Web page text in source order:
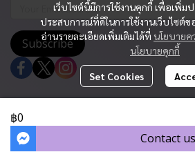
฿0
Contact us
เว็บไซต์นี้มีการใช้งานคุกกี้ เพื่อเพิ่ม
ประสบการณ์ที่ดีในการใช้งานเว็บไซต์
อ่านรายละเอียดเพิ่มเติมได้ที่ นโยบายค
นโยบายคุกกี้
Set Cookies
Subscribe
Today Visitor
Powered By